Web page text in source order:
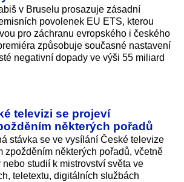
v Bruselu prosazuje zásadní
povolenek EU ETS, kterou
pro záchranu evropského i českého
způsobuje současné nastavení
negativní dopady ve výši 55 miliard
televizi se projeví
některých pořadů
stávka se ve vysílání České televize
zpožděním některých pořadů, včetně
studií k mistrovství světa ve
teletextu, digitálních službách